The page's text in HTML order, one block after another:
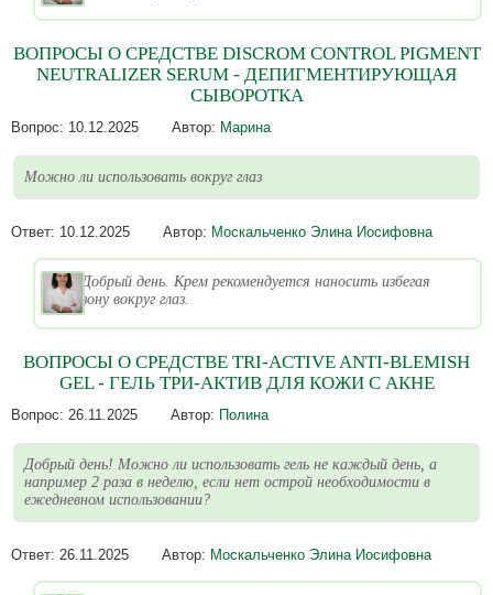
ВОПРОСЫ О СРЕДСТВЕ DISCROM CONTROL PIGMENT
NEUTRALIZER SERUM - ДЕПИГМЕНТИРУЮЩАЯ
СЫВОРОТКА
Вопрос: 10.12.2025 Автор: Марина
Можно ли использовать вокруг глаз
Ответ: 10.12.2025 Автор: Москальченко Элина Иосифовна
Добрый день. Крем рекомендуется наносить избегая
зону вокруг глаз.
ВОПРОСЫ О СРЕДСТВЕ TRI-ACTIVE ANTI-BLEMISH
GEL - ГЕЛЬ ТРИ-АКТИВ ДЛЯ КОЖИ С АКНЕ
Вопрос: 26.11.2025 Автор: Полина
Добрый день! Можно ли использовать гель не каждый день, а
например 2 раза в неделю, если нет острой необходимости в
ежедневном использовании?
Ответ: 26.11.2025 Автор: Москальченко Элина Иосифовна